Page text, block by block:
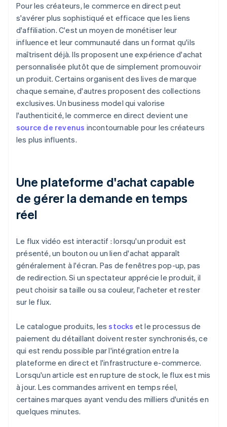
Pour les créateurs, le commerce en direct peut
s'avérer plus sophistiqué et efficace que les liens
d'affiliation. C'est un moyen de monétiser leur
influence et leur communauté dans un format qu'ils
maîtrisent déjà. Ils proposent une expérience d'achat
personnalisée plutôt que de simplement promouvoir
un produit. Certains organisent des lives de marque
chaque semaine, d'autres proposent des collections
exclusives. Un business model qui valorise
l'authenticité, le commerce en direct devient une
source de revenus incontournable pour les créateurs
les plus influents.
Une plateforme d'achat capable
de gérer la demande en temps
réel
Le flux vidéo est interactif : lorsqu'un produit est
présenté, un bouton ou un lien d'achat apparaît
généralement à l'écran. Pas de fenêtres pop-up, pas
de redirection. Si un spectateur apprécie le produit, il
peut choisir sa taille ou sa couleur, l'acheter et rester
sur le flux.
Le catalogue produits, lesstocks et le processus de
paiement du détaillant doivent rester synchronisés, ce
qui est rendu possible par l'intégration entre la
plateforme en direct et l'infrastructure e-commerce.
Lorsqu'un article est en rupture de stock, le flux est mis
à jour. Les commandes arrivent en temps réel,
certaines marques ayant vendu des milliers d'unités en
quelques minutes.